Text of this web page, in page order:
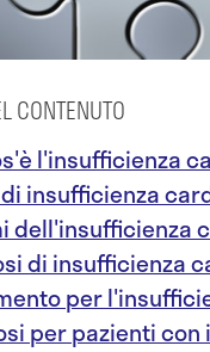
CONTENUTO
l'insufficienza
di insufficienza
dell'insufficienza
di insufficienza
per
per pazienti